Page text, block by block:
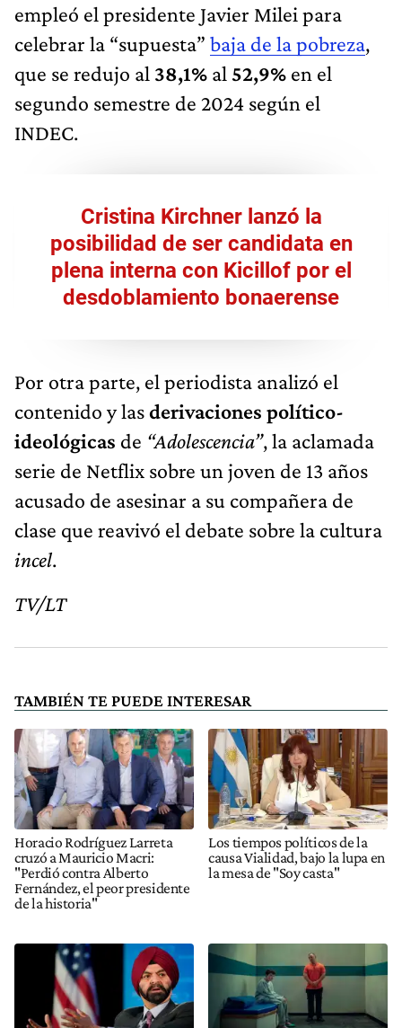
empleó el presidente Javier Milei para
celebrar la “supuesta” baja de la pobreza,
que se redujo al 38,1% al 52,9% en el
segundo semestre de 2024 según el
INDEC.
Cristina Kirchner lanzó la
posibilidad de ser candidata en
plena interna con Kicillof por el
desdoblamiento bonaerense
Por otra parte, el periodista analizó el
contenido y lasderivaciones político-
ideológicas de “Adolescencia”, la aclamada
serie de Netflix sobre un joven de 13 años
acusado de asesinar a su compañera de
clase que reavivó el debate sobre la cultura
incel.
TV/LT
TAMBIÉN TE PUEDE INTERESAR
Horacio Rodríguez Larreta
cruzó a Mauricio Macri:
"Perdió contra Alberto
Fernández, el peor presidente
de la historia"
Los tiempos políticos de la
causa Vialidad, bajo la lupa en
la mesa de "Soy casta"